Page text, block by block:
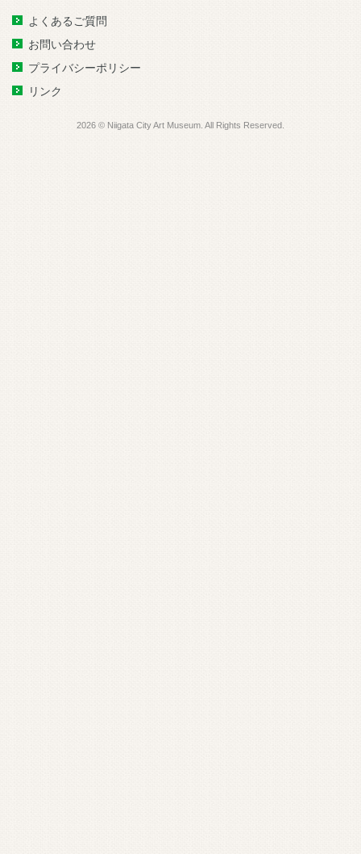
よくあるご質問
お問い合わせ
プライバシーポリシー
リンク
2026 © Niigata City Art Museum. All Rights Reserved.